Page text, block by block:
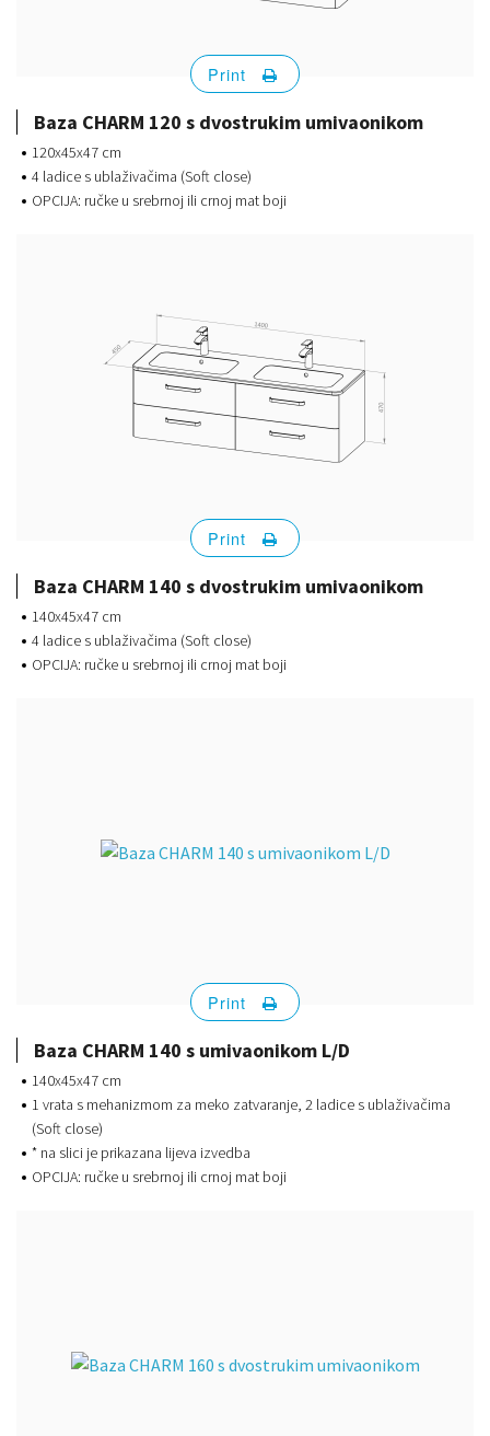
Baza CHARM 120 s dvostrukim umivaonikom
120x45x47 cm
4 ladice s ublaživačima (Soft close)
OPCIJA: ručke u srebrnoj ili crnoj mat boji
Print
Baza CHARM 140 s dvostrukim umivaonikom
140x45x47 cm
4 ladice s ublaživačima (Soft close)
OPCIJA: ručke u srebrnoj ili crnoj mat boji
Print
Baza CHARM 140 s umivaonikom L/D
140x45x47 cm
1 vrata s mehanizmom za meko zatvaranje, 2 ladice s ublaživačima
(Soft close)
* na slici je prikazana lijeva izvedba
OPCIJA: ručke u srebrnoj ili crnoj mat boji
Print